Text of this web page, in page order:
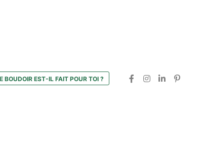
BOUDOIR EST-IL FAIT POUR TOI ?